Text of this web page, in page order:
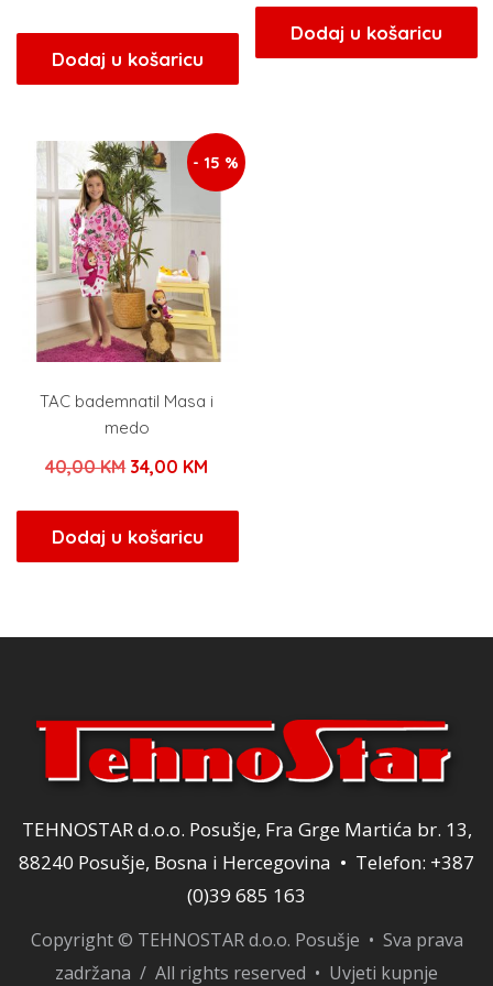
bila
je:
160,00 KM.
Dodaj u košaricu
bila
je:
Dodaj u košaricu
- 15 %
TAC bademnatil Masa i
medo
40,00KM Izvorna
bila
je:
34,00 KM
34,00 KM.
Dodaj u košaricu
TEHNOSTAR d.o.o. Posušje, Fra Grge Martića br. 13,
88240 Posušje, Bosna i Hercegovina • Telefon: +387
(0)39 685 163
Copyright © TEHNOSTAR d.o.o. Posušje • Sva prava
zadržana / All rights reserved • Uvjeti kupnje